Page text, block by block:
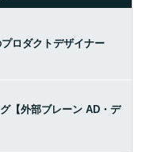
ロダクトデザイナー
【外部ブレーン AD・デ